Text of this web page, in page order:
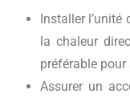
Installer l’unité
la chaleur
préférable pour
Assurer un